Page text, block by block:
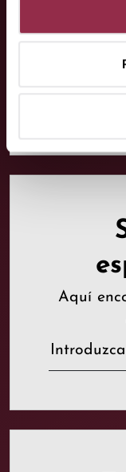
Aquí